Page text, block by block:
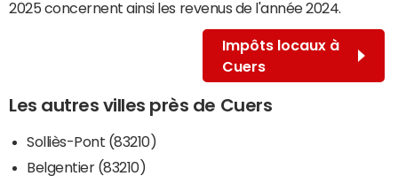
2025 concernent ainsi les revenus de l'année 2024.
Impôts locaux à
Cuers
Les autres villes près de Cuers
Solliès-Pont (83210)
Belgentier (83210)